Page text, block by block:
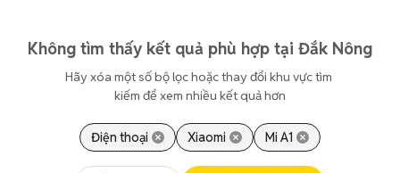
Không tìm thấy kết quả phù hợp tại Đắk Nông
Hãy xóa một số bộ lọc hoặc thay đổi khu vực tìm
kiếm để xem nhiều kết quả hơn
Điện thoại Xiaomi Mi A1